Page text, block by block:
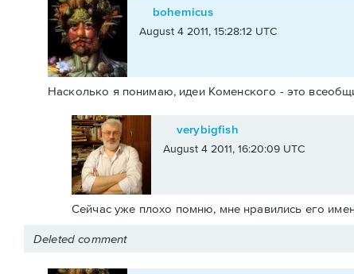
bohemicus
August 4 2011, 15:28:12 UTC
Насколько я понимаю, идеи Коменского - это
verybigfish
August 4 2011, 16:20:09 UTC
Сейчас уже плохо помню, мне нравились его
Deleted comment